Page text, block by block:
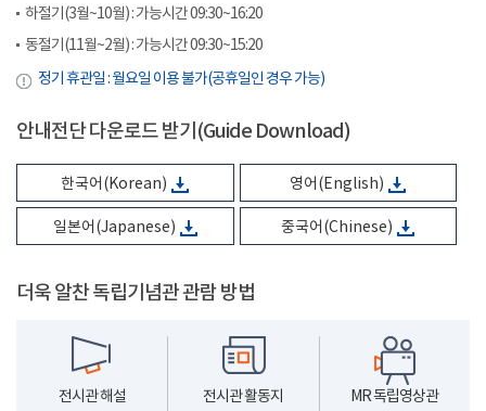
하절기(3월~10월) : 가능시간 09:30~16:20
동절기(11월~2월) : 가능시간 09:30~15:20
정기 휴관일 : 월요일 이용 불가(공휴일인 경우 가능)
안내전단 다운로드 받기(Guide Download)
한국어(Korean) 영어(English)
일본어(Japanese) 중국어(Chinese)
더욱 알찬 독립기념관 관람 방법
전시관 해설
전시관 활동지
MR 독립영상관